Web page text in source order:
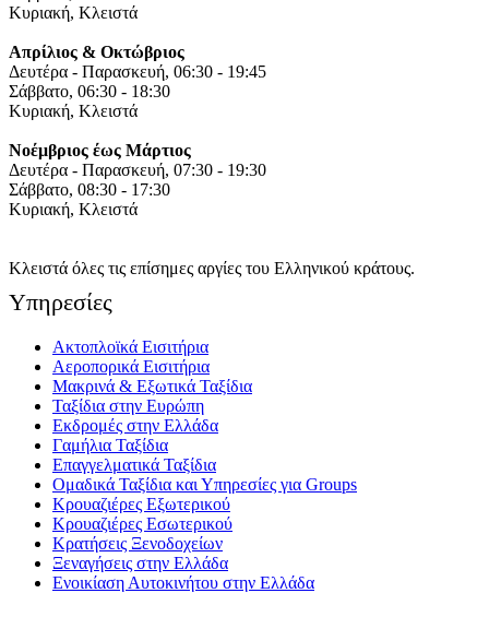
Κυριακή, Κλειστά
Απρίλιος & Οκτώβριος
Δευτέρα - Παρασκευή, 06:30 - 19:45
Σάββατο, 06:30 - 18:30
Κυριακή, Κλειστά
Νοέμβριος έως Μάρτιος
Δευτέρα - Παρασκευή, 07:30 - 19:30
Σάββατο, 08:30 - 17:30
Κυριακή, Κλειστά
Κλειστά όλες τις επίσημες αργίες του Ελληνικού κράτους.
Yπηρεσίες
Ακτοπλοϊκά Εισιτήρια
Αεροπορικά Εισιτήρια
Μακρινά & Εξωτικά Ταξίδια
Ταξίδια στην Ευρώπη
Εκδρομές στην Ελλάδα
Γαμήλια Ταξίδια
Επαγγελματικά Ταξίδια
Ομαδικά Ταξίδια και Υπηρεσίες για Groups
Κρουαζιέρες Εξωτερικού
Κρουαζιέρες Εσωτερικού
Κρατήσεις Ξενοδοχείων
Ξεναγήσεις στην Ελλάδα
Ενοικίαση Αυτοκινήτου στην Ελλάδα